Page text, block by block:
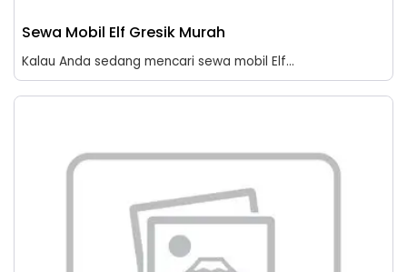
Sewa Mobil Elf Gresik Murah
Kalau Anda sedang mencari sewa mobil Elf...